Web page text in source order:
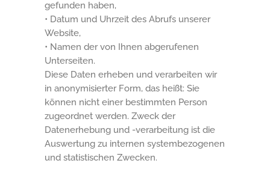
gefunden haben,
• Datum und Uhrzeit des Abrufs unserer
Website,
• Namen der von Ihnen abgerufenen
Unterseiten.
Diese Daten erheben und verarbeiten wir
in anonymisierter Form, das heißt: Sie
können nicht einer bestimmten Person
zugeordnet werden. Zweck der
Datenerhebung und -verarbeitung ist die
Auswertung zu internen systembezogenen
und statistischen Zwecken.